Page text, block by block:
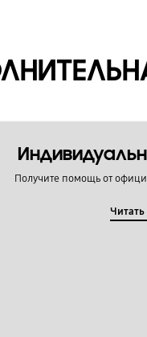
Получите помощь от